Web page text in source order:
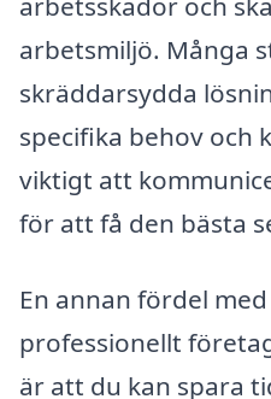
arbetsmiljö. Många
skräddarsydda
specifika behov och
viktigt att
för att få den bästa
En annan fördel
professionellt
är att du kan spara